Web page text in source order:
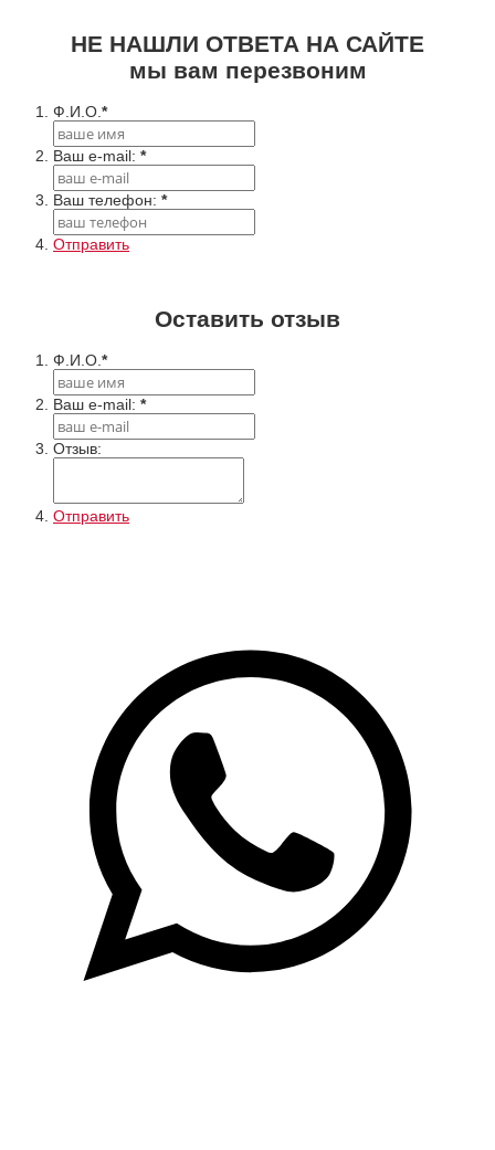
НЕ НАШЛИ ОТВЕТА НА САЙТЕ
мы вам перезвоним
Ф.И.О. *
Ваш e-mail: *
Ваш телефон: *
Отправить
Оставить отзыв
Ф.И.О. *
Ваш e-mail: *
Отзыв:
Отправить